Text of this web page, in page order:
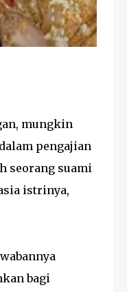
mungkin
pengajian
seorang suami
istrinya,
bagi